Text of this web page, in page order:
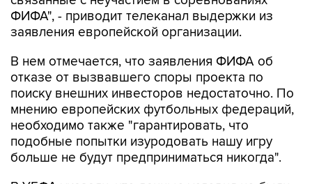
ФИФА", - приводит телеканал выдержки из
заявления европейской организации.
В нем отмечается, что заявления ФИФА об
отказе от вызвавшего споры проекта по
поиску внешних инвесторов недостаточно. По
мнению европейских футбольных федераций,
необходимо также "гарантировать, что
подобные попытки изуродовать нашу игру
больше не будут предприниматься никогда".